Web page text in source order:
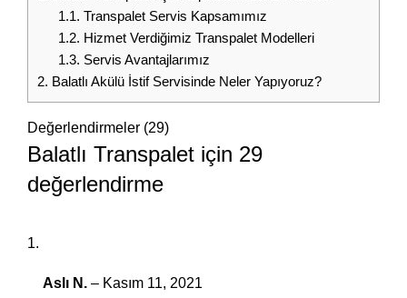
1.1. Transpalet Servis Kapsamımız
1.2. Hizmet Verdiğimiz Transpalet Modelleri
1.3. Servis Avantajlarımız
2. Balatlı Akülü İstif Servisinde Neler Yapıyoruz?
Değerlendirmeler (29)
Balatlı Transpalet için 29
değerlendirme
Aslı N. – Kasım 11, 2021